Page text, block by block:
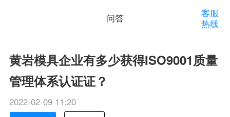
问答
客服
热线
黄岩模具企业有多少获得ISO9001质量
管理体系认证证？
2022-02-09 11:20